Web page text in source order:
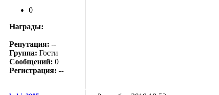
0
Награды:
Репутация: --
Группа: Гости
Сообщений: 0
Регистрация: --